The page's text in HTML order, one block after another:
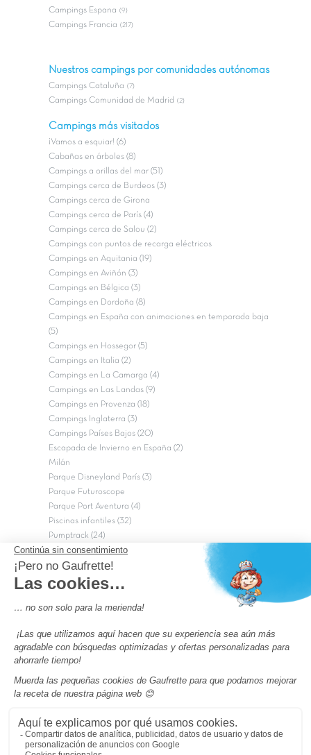
Campings Espana (9)
Campings Francia (217)
Nuestros campings por comunidades autónomas
Campings Cataluña (7)
Campings Comunidad de Madrid (2)
Campings más visitados
¡Vamos a esquiar! (6)
Cabañas en árboles (8)
Campings a orillas del mar (51)
Campings cerca de Burdeos (3)
Campings cerca de Girona
Campings cerca de París (4)
Campings cerca de Salou (2)
Campings con puntos de recarga eléctricos
Campings en Aquitania (19)
Campings en Aviñón (3)
Campings en Bélgica (3)
Campings en Dordoña (8)
Campings en España con animaciones en temporada baja
(5)
Campings en Hossegor (5)
Campings en Italia (2)
Campings en La Camarga (4)
Campings en Las Landas (9)
Campings en Provenza (18)
Campings Inglaterra (3)
Campings Países Bajos (20)
Escapada de Invierno en España (2)
Milán
Parque Disneyland París (3)
Parque Futuroscope
Parque Port Aventura (4)
Piscinas infantiles (32)
Pumptrack (24)
Puy du Fou (2)
Roma
Semana Santa (17)
Campings de 4 estrellas en Francia
Los camping con piscinas en Francia
Camping Barcelona
Camping Murcia
Camping Costa Brava
Camping Costa daurada
Pass camping
Preguntas más frecuentes